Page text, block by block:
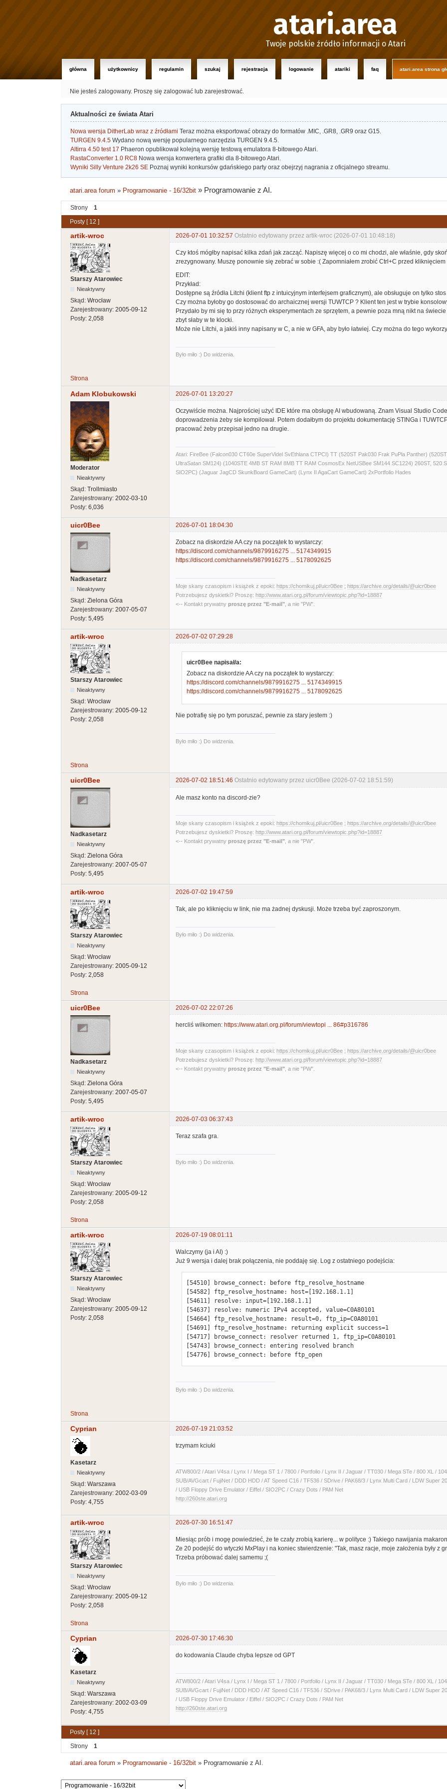
atari.area
Twoje polskie źródło informacji o Atari
główna użytkownicy regulamin szukaj rejestracja logowanie atariki faq atari.area strona
Nie jesteś zalogowany. Proszę się zalogować lub zarejestrować.
Aktualności ze świata Atari
Nowa wersja DitherLab wraz z źródłami Teraz można eksportować obrazy do formatów .MIC, .GR8, .GR9 oraz G15.
TURGEN 9.4.5 Wydano nową wersję popularnego narzędzia TURGEN 9.4.5.
Altirra 4.50 test 17 Phaeron opublikował kolejną wersję testową emulatora 8-bitowego Atari.
RastaConverter 1.0 RC8 Nowa wersja konwertera grafiki dla 8-bitowego Atari.
Wyniki Silly Venture 2k26 SE Poznaj wyniki konkursów gdańskiego party oraz obejrzyj nagrania z oficjalnego streamu.
atari.area forum » Programowanie - 16/32bit » Programowanie z AI.
Strony
1
Posty [ 12 ]
artik-wroc 2026-07-01 10:32:57 Ostatnio edytowany przez artik-wroc (2026-07-01 10:48:18)
Starszy Atarowiec
Nieaktywny
Skąd: Wrocław
Zarejestrowany: 2005-09-12
Posty: 2,058
Czy ktoś mógłby napisać kilka zdań jak zacząć. Napiszę więcej o co mi chodzi, ale właśnie, gdy
zrezygnowany. Muszę ponownie się zebrać w sobie :( Zapomniałem zrobić Ctrl+C przed
EDIT:
Przykład:
Dostępne są źródła Litchi (klient ftp z intuicyjnym interfejsem graficznym), ale obsługuje on tylko stos
Czy można byłoby go dostosować do archaicznej wersji TUWTCP ? Klient ten jest w trybie
Przydało by mi się to przy różnych eksperymentach ze sprzętem, a pewnie poza mną nikt na
zbyt słaby w te klocki.
Może nie Litchi, a jakiś inny napisany w C, a nie w GFA, aby było łatwiej. Czy można do tego
Było miło :) Do widzenia.
Strona
Adam Klobukowski 2026-07-01 13:20:27
Moderator
Nieaktywny
Skąd: Trollmiasto
Zarejestrowany: 2002-03-10
Posty: 6,036
Oczywiście można. Najprościej użyć IDE które ma obsługę AI wbudowaną. Znam Visual Studio
doprowadzenia żeby sie kompilował. Potem dodałbym do projektu dokumentację STINGa i
pracować żeby przepisał jedno na drugie.
Atari: FireBee (Falcon030 CT60e SuperVidel SvEthlana CTPCI) TT (520ST Pak030 Frak PuPla Panther)
UltraSatan SM124) (1040STE 4MB ST RAM 8MB TT RAM CosmosEx NetUSBee SM144 SC1224) 260ST, 520
SIO2PC) (Jaguar JagCD SkunkBoard GameCart) (Lynx II AgaCart GameCart) 2xPortfolio Hades
uicr0Bee 2026-07-01 18:04:30
Nadkasetarz
Nieaktywny
Skąd: Zielona Góra
Zarejestrowany: 2007-05-07
Posty: 5,495
Zobacz na diskordzie AA czy na początek to wystarczy:
https://discord.com/channels/9879916275 ... 5174349915
https://discord.com/channels/9879916275 ... 5178092625
Moje skany czasopism i książek z epoki: https://chomikuj.pl/uicr0Bee ; https://archive.org/details/@uicr0bee
Potrzebujesz dyskietki? Proszę: http://www.atari.org.pl/forum/viewtopic.php?id=18887
<-- Kontakt prywatny proszę przez "E-mail" , a nie "PW".
artik-wroc 2026-07-02 07:29:28
Starszy Atarowiec
Nieaktywny
Skąd: Wrocław
Zarejestrowany: 2005-09-12
Posty: 2,058
uicr0Bee napisał/a:
Zobacz na diskordzie AA czy na początek to wystarczy:
https://discord.com/channels/9879916275 ... 5174349915
https://discord.com/channels/9879916275 ... 5178092625
Nie potrafię się po tym poruszać, pewnie za stary jestem :)
Było miło :) Do widzenia.
Strona
uicr0Bee 2026-07-02 18:51:46 Ostatnio edytowany przez uicr0Bee (2026-07-02 18:51:59)
Nadkasetarz
Nieaktywny
Skąd: Zielona Góra
Zarejestrowany: 2007-05-07
Posty: 5,495
Ale masz konto na discord-zie?
Moje skany czasopism i książek z epoki: https://chomikuj.pl/uicr0Bee ; https://archive.org/details/@uicr0bee
Potrzebujesz dyskietki? Proszę: http://www.atari.org.pl/forum/viewtopic.php?id=18887
<-- Kontakt prywatny proszę przez "E-mail" , a nie "PW".
artik-wroc 2026-07-02 19:47:59
Starszy Atarowiec
Nieaktywny
Skąd: Wrocław
Zarejestrowany: 2005-09-12
Posty: 2,058
Tak, ale po kliknięciu w link, nie ma żadnej dyskusji. Może trzeba być zaproszonym.
Było miło :) Do widzenia.
Strona
uicr0Bee 2026-07-02 22:07:26
Nadkasetarz
Nieaktywny
Skąd: Zielona Góra
Zarejestrowany: 2007-05-07
Posty: 5,495
hercliś wilkomen: https://www.atari.org.pl/forum/viewtopi ... 86#p316786
Moje skany czasopism i książek z epoki: https://chomikuj.pl/uicr0Bee ; https://archive.org/details/@uicr0bee
Potrzebujesz dyskietki? Proszę: http://www.atari.org.pl/forum/viewtopic.php?id=18887
<-- Kontakt prywatny proszę przez "E-mail" , a nie "PW".
artik-wroc 2026-07-03 06:37:43
Starszy Atarowiec
Nieaktywny
Skąd: Wrocław
Zarejestrowany: 2005-09-12
Posty: 2,058
Teraz szafa gra.
Było miło :) Do widzenia.
Strona
artik-wroc 2026-07-19 08:01:11
Starszy Atarowiec
Nieaktywny
Skąd: Wrocław
Zarejestrowany: 2005-09-12
Posty: 2,058
Walczymy (ja i AI) :)
Już 9 wersja i dalej brak połączenia, nie poddaję się. Log z ostatniego podejścia:
[54510] browse_connect: before ftp_resolve_hostname
[54582] ftp_resolve_hostname: host=[192.168.1.1]
[54611] resolve: input=[192.168.1.1]
[54637] resolve: numeric IPv4 accepted, value=C0A80101
[54664] ftp_resolve_hostname: result=0, ftp_ip=C0A80101
[54691] ftp_resolve_hostname: returning explicit success=1
[54717] browse_connect: resolver returned 1, ftp_ip=C0A80101
[54743] browse_connect: entering resolved branch
[54776] browse_connect: before ftp_open
Było miło :) Do widzenia.
Strona
Cyprian 2026-07-19 21:03:52
Kasetarz
Nieaktywny
Skąd: Warszawa
Zarejestrowany: 2002-03-09
Posty: 4,755
trzymam kciuki
ATW800/2 / Atari V4sa / Lynx I / Mega ST 1 / 7800 / Portfolio / Lynx II / Jaguar / TT030 / Mega STe / 800 XL /
SUB/AVGcart / FujiNet / DDD HDD / AT Speed C16 / TF536 / SDrive / PAK68/3 / Lynx Multi Card / LDW Super
/ USB Floppy Drive Emulator / Eiffel / SIO2PC / Crazy Dots / PAM Net
http://260ste.atari.org
artik-wroc 2026-07-30 16:51:47
Starszy Atarowiec
Nieaktywny
Skąd: Wrocław
Zarejestrowany: 2005-09-12
Posty: 2,058
Miesiąc prób i mogę powiedzieć, że te czaty zrobią karierę... w polityce :) Takiego nawijania
Ze 20 podejść do wtyczki MxPlay i na koniec stwierdzenie: "Tak, masz racje, moje założenia były z
Trzeba próbować dalej samemu ;(
Było miło :) Do widzenia.
Strona
Cyprian 2026-07-30 17:46:30
Kasetarz
Nieaktywny
Skąd: Warszawa
Zarejestrowany: 2002-03-09
Posty: 4,755
do kodowania Claude chyba lepsze od GPT
ATW800/2 / Atari V4sa / Lynx I / Mega ST 1 / 7800 / Portfolio / Lynx II / Jaguar / TT030 / Mega STe / 800 XL /
SUB/AVGcart / FujiNet / DDD HDD / AT Speed C16 / TF536 / SDrive / PAK68/3 / Lynx Multi Card / LDW Super
/ USB Floppy Drive Emulator / Eiffel / SIO2PC / Crazy Dots / PAM Net
http://260ste.atari.org
Posty [ 12 ]
Strony
1
atari.area forum » Programowanie - 16/32bit » Programowanie z AI.